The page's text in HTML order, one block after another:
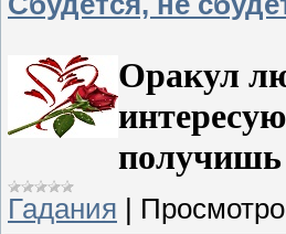
Оракул
получишь
Гадания